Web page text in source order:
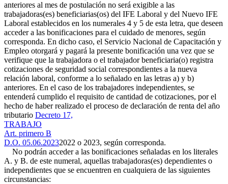
anteriores al mes de postulación no será exigible a las
trabajadoras(es) beneficiarias(os) del IFE Laboral y del Nuevo IFE
Laboral establecidos en los numerales 4 y 5 de esta letra, que deseen
acceder a las bonificaciones para el cuidado de menores, según
corresponda. En dicho caso, el Servicio Nacional de Capacitación y
Empleo otorgará y pagará la presente bonificación una vez que se
verifique que la trabajadora o el trabajador beneficiaria(o) registra
cotizaciones de seguridad social correspondientes a la nueva
relación laboral, conforme a lo señalado en las letras a) y b)
anteriores. En el caso de los trabajadores independientes, se
entenderá cumplido el requisito de cantidad de cotizaciones, por el
hecho de haber realizado el proceso de declaración de renta del año
tributario Decreto 17,
TRABAJO
Art. primero B
D.O. 05.06.20232022 o 2023, según corresponda.
No podrán acceder a las bonificaciones señaladas en los literales
A. y B. de este numeral, aquellas trabajadoras(es) dependientes o
independientes que se encuentren en cualquiera de las siguientes
circunstancias: